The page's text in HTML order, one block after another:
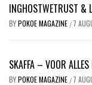
INGHOSTWETRUST &
BYPOKOE MAGAZINE / 7
SKAFFA – VOOR ALLES
BYPOKOE MAGAZINE / 7